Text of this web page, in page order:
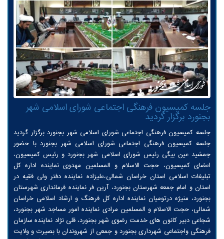
جلسه کمیسیون فرهنگی اجتماعی شورای اسلامی شهر
بجنورد برگزار گردید
جلسه کمیسیون فرهنگی اجتماعی شورای اسلامی شهر بجنورد برگزار گردید
جلسه کمیسیون فرهنگی اجتماعی شورای اسلامی شهر بجنورد با حضور
جمشید عین بیگی رئیس شورای اسلامی شهر بجنورد و رئیس کمیسیون،
اعضای کمیسیون، حجت الاسلام و المسلمین مهدوی نماینده اداره کل
تبلیغات اسلامی استان خراسان شمالی،علیزاده نماینده دفتر ولی فقیه در
استان و امام جمعه شهرستان بجنورد، آرین فر نماینده فرمانداری شهرستان
بجنورد، منیژه درتومیان نماینده اداره کل فرهنگ و ارشاد اسلامی خراسان
شمالی، حجت الاسلام و المسلمین مرادی نماینده امور مساجد شهر بجنورد،
شجاعی دبیر کانون های خدمت رضوی شهر بجنورد، قلی نژاد نماینده سازمان
فرهنگی واجتماعی شهرداری بجنورد و جمعی از شهروندان با بصیرت و ولایت